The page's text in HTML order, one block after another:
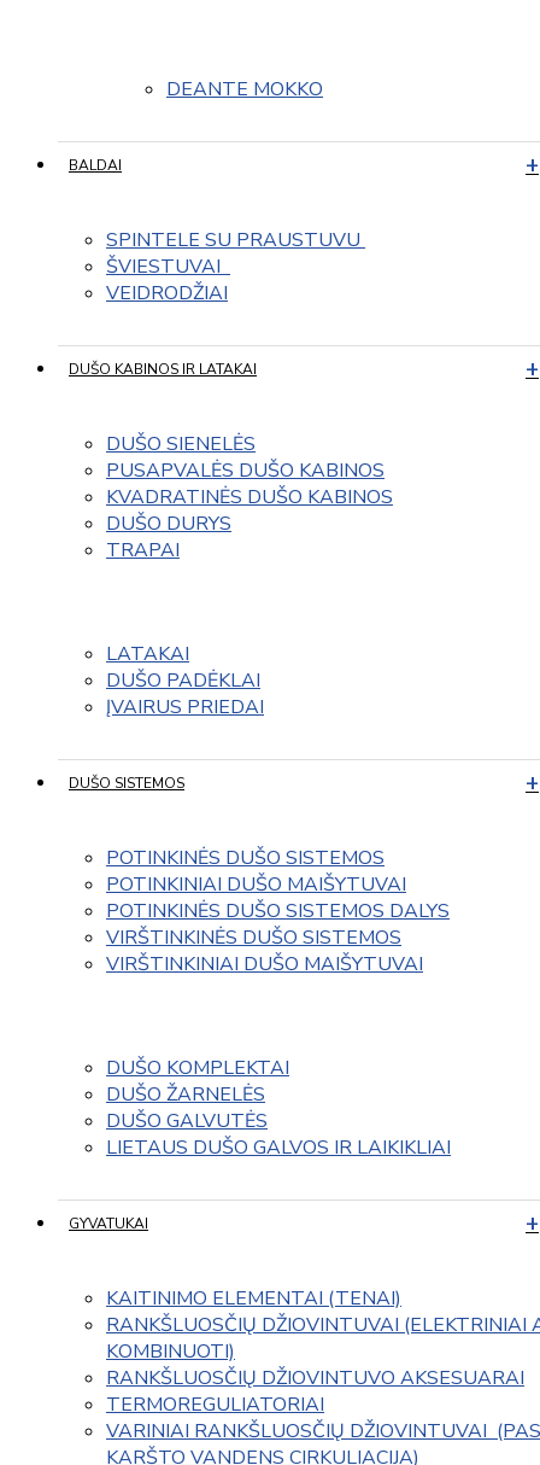
DEANTE MOKKO
BALDAI
SPINTELE SU PRAUSTUVU
ŠVIESTUVAI
VEIDRODŽIAI
DUŠO KABINOS IR LATAKAI
DUŠO SIENELĖS
PUSAPVALĖS DUŠO KABINOS
KVADRATINĖS DUŠO KABINOS
DUŠO DURYS
TRAPAI
LATAKAI
DUŠO PADĖKLAI
ĮVAIRUS PRIEDAI
DUŠO SISTEMOS
POTINKINĖS DUŠO SISTEMOS
POTINKINIAI DUŠO MAIŠYTUVAI
POTINKINĖS DUŠO SISTEMOS DALYS
VIRŠTINKINĖS DUŠO SISTEMOS
VIRŠTINKINIAI DUŠO MAIŠYTUVAI
DUŠO KOMPLEKTAI
DUŠO ŽARNELĖS
DUŠO GALVUTĖS
LIETAUS DUŠO GALVOS IR LAIKIKLIAI
GYVATUKAI
KAITINIMO ELEMENTAI (TENAI)
RANKŠLUOSČIŲ DŽIOVINTUVAI (ELEKTRINIAI
KOMBINUOTI)
RANKŠLUOSČIŲ DŽIOVINTUVO AKSESUARAI
TERMOREGULIATORIAI
VARINIAI RANKŠLUOSČIŲ DŽIOVINTUVAI
KARŠTO VANDENS CIRKULIACIJA)